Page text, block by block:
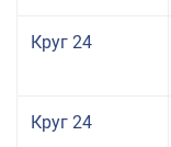
Круг 24
Круг 24